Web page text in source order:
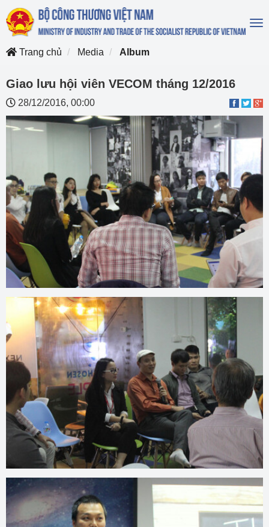
Trang chủ
Media Album
Giao lưu hội viên VECOM tháng 12/2016
28/12/2016, 00:00